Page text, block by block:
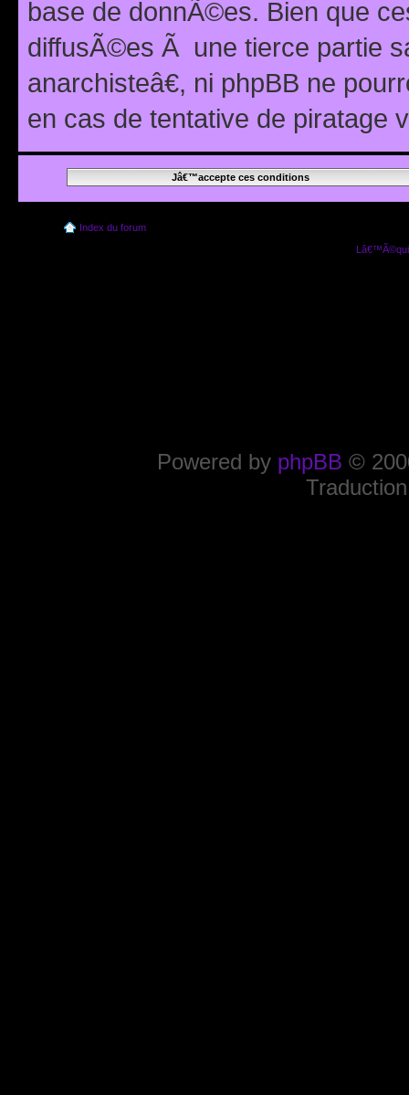
base de donnÃ©es. Bien que
diffusÃ©es Ã une tierce partie
anarchisteâ€, ni phpBB ne
en cas de tentative de piratage
Index du forum
Powered by phpBB ©